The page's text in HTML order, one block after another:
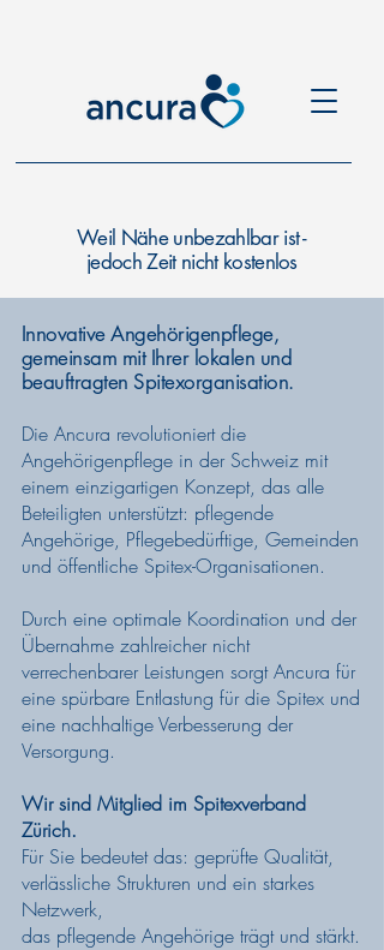
Weil Nähe unbezahlbar ist -
jedoch Zeit nicht kostenlos
Innovative Angehörigenpflege,
gemeinsam mit Ihrer lokalen und
beauftragten Spitexorganisation.
Die Ancura revolutioniert die
Angehörigenpflege in der Schweiz mit
einem einzigartigen Konzept, das alle
Beteiligten unterstützt: pflegende
Angehörige, Pflegebedürftige, Gemeinden
und öffentliche Spitex-Organisationen.
Durch eine optimale Koordination und der
Übernahme zahlreicher nicht
verrechenbarer Leistungen sorgt Ancura für
eine spürbare Entlastung für die Spitex und
eine nachhaltige Verbesserung der
Versorgung.
Wir sind Mitglied im Spitexverband
Zürich.
Für Sie bedeutet das: geprüfte Qualität,
verlässliche Strukturen und ein starkes
Netzwerk,
das pflegende Angehörige trägt und stärkt.